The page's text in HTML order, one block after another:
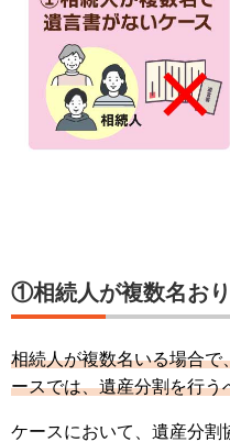
①相続人が複数名お
相続人が複数名いる場合
ースでは、遺産分割を行う
ケースにおいて、遺産分割